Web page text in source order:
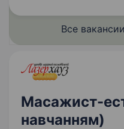
…
Все
Масажист-
навчанням)